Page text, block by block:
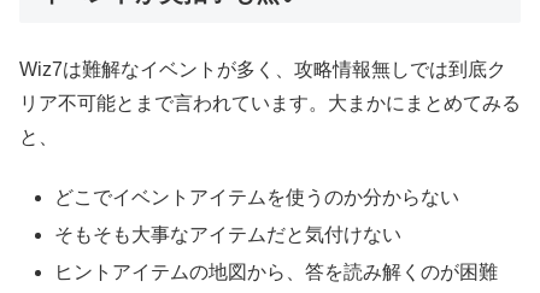
Wiz7は難解なイベントが多く、攻略情報無しでは到底ク
リア不可能とまで言われています。大まかにまとめてみる
と、
どこでイベントアイテムを使うのか分からない
そもそも大事なアイテムだと気付けない
ヒントアイテムの地図から、答を読み解くのが困難